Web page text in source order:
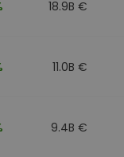
18.9B €
11.0B €
9.4B €